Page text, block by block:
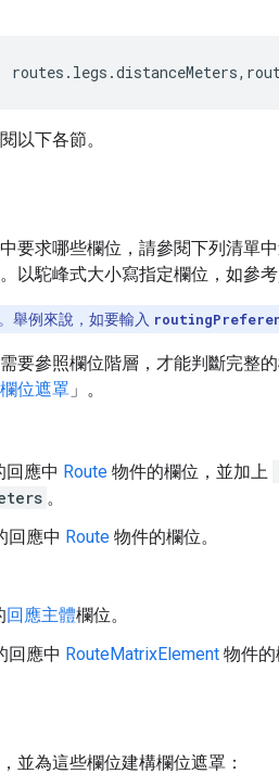
以下各節。
要求哪些欄位，請參閱下列清單
以駝峰式大小寫指定欄位，如參
舉例來說，如要輸入
要參照欄位階層，才能判斷完整
位遮罩 」。
回應中 Route 物件的欄位，並加上
。
回應中 Route 物件的欄位。
回應主體欄位。
回應中 RouteMatrixElement 物件的
並為這些欄位建構欄位遮罩：